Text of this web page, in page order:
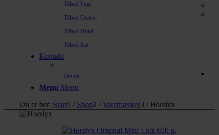
Tilbud Fugl
Tilbud Gnaver
Tilbud Hund
Tilbud Kat
Kontakt
Om os
Menu Menu
Du er her: Start1 / Shop2 / Varemærker3 / Horslyx